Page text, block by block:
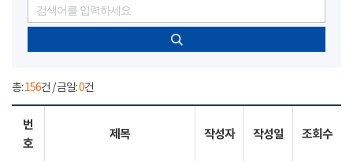
총:156건 / 금일:0건
번
호
제목 작성자 작성일 조회수